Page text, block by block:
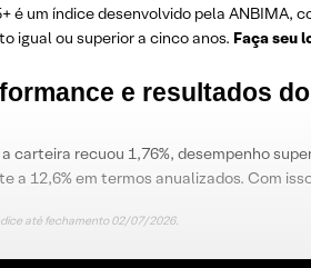
é um índice desenvolvido pela ANBIMA,
igual ou superior a cinco anos. Faça seu
e resultados
a carteira recuou 1,76%, desempenho
a 12,6% em termos anualizados. Com
até fechamento 02/07/2026.